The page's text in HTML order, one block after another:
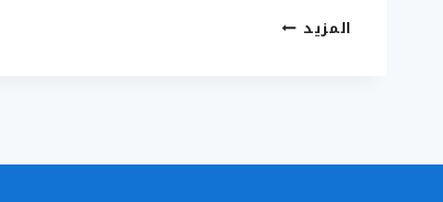
المزيد تركيب